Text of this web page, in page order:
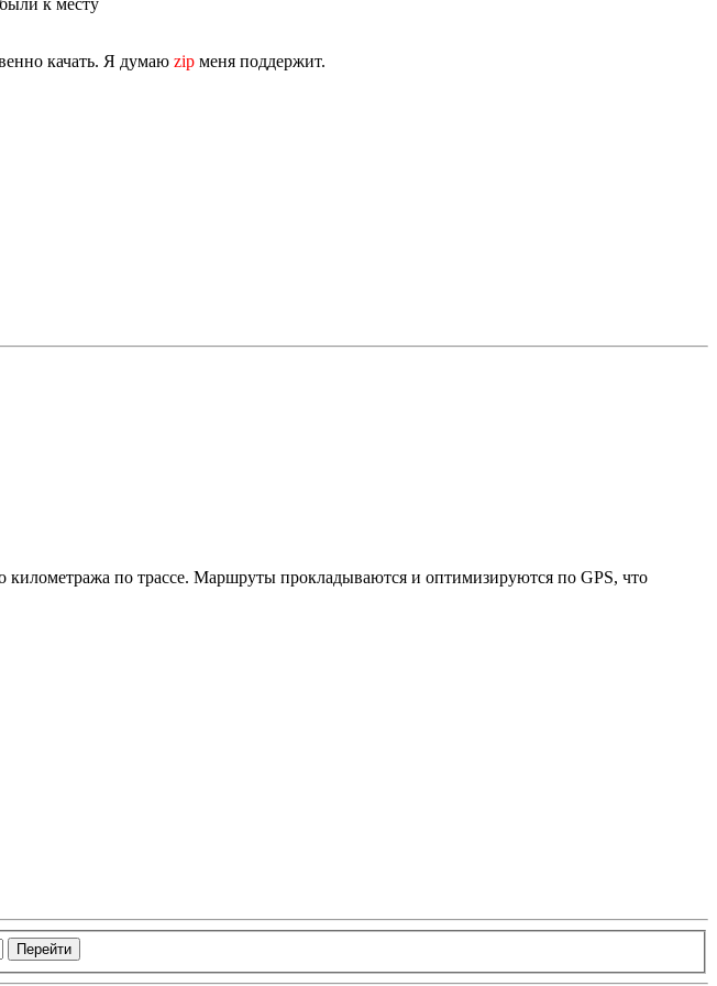
к месту
качать. Я думаю zip меня поддержит.
километража по трассе. Маршруты прокладываются и оптимизируются по GPS, что